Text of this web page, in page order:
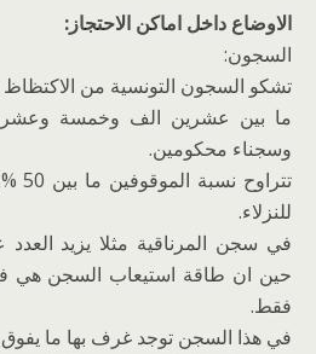
الاوضاع داخل اماكن الاحتجاز:
السجون:
تشكو السجون التونسية من
ما بين عشرين الف وخمسة
وسجناء محكومين.
للنزلاء.
في سجن المرناقية مثلا يزيد
حين ان طاقة استيعاب السجن هي في
فقط.
في هذا السجن توجد غرف بها ما يفوق